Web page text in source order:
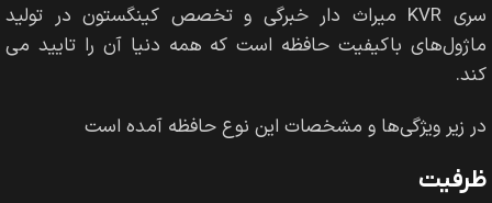
سری KVR میراث دار خبرگی و تخصص کینگستون در تولید
ماژول‌های باکیفیت حافظه است که همه دنیا آن را تایید می
کند.
در زیر ویژگی‌ها و مشخصات این نوع حافظه آمده است
ظرفیت